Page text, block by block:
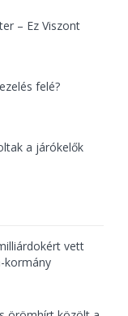
– Ez Viszont
felé?
a járókelők
vett
kormány